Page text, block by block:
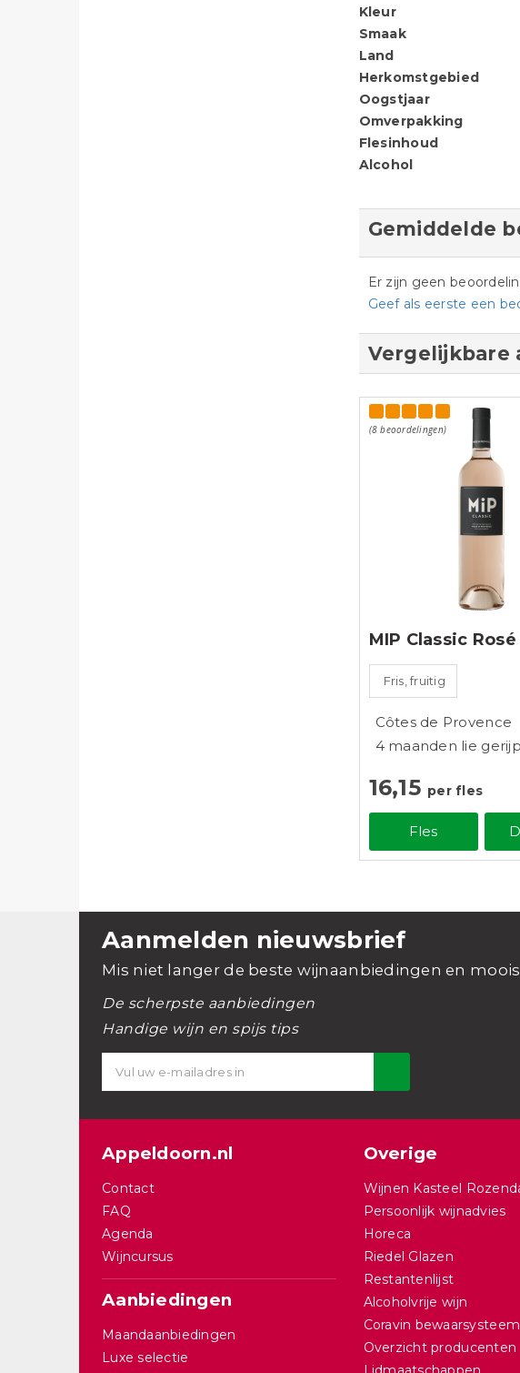
Kleur
Smaak
Land
Herkomstgebied
Oogstjaar
Omverpakking
Flesinhoud
Alcohol
Gemiddelde
Er zijn geen
Geef als eerste een
Vergelijkbare
(8 beoordelingen)
MIP Classic
Fris, fruitig
Côtes de Provence
4 maanden lie
16,15 per fles
Fles
Aanmelden nieuwsbrief
Mis niet langer de beste wijnaanbiedingen en
De scherpste aanbiedingen
Handige wijn en spijs tips
Appeldoorn.nl
Contact
FAQ
Agenda
Wijncursus
Aanbiedingen
Maandaanbiedingen
Luxe selectie
Overige
Wijnen Kasteel
Persoonlijk wijnadvies
Horeca
Riedel Glazen
Restantenlijst
Alcoholvrije wijn
Coravin bewaarsysteem
Overzicht producenten